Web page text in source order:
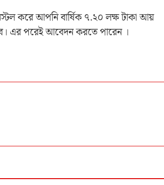
করে আপনি বার্ষিক ৭.২০ লক্ষ টাকা আয়
এর পরেই আবেদন করতে পারেন ।